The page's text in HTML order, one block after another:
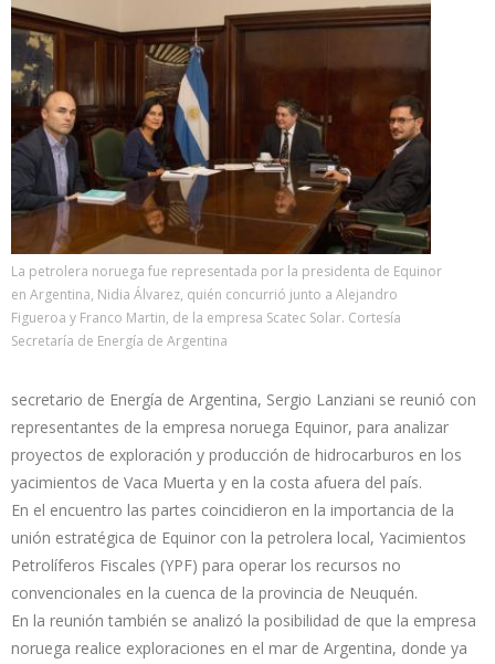
La petrolera noruega fue representada por la presidenta de Equinor
en Argentina, Nidia Álvarez, quién concurrió junto a Alejandro
Figueroa y Franco Martin, de la empresa Scatec Solar. Cortesía
Secretaría de Energía de Argentina
secretario de Energía de Argentina, Sergio Lanziani se reunió con
representantes de la empresa noruega Equinor, para analizar
proyectos de exploración y producción de hidrocarburos en los
yacimientos de Vaca Muerta y en la costa afuera del país.
En el encuentro las partes coincidieron en la importancia de la
unión estratégica de Equinor con la petrolera local, Yacimientos
Petrolíferos Fiscales (YPF) para operar los recursos no
convencionales en la cuenca de la provincia de Neuquén.
En la reunión también se analizó la posibilidad de que la empresa
noruega realice exploraciones en el mar de Argentina, donde ya